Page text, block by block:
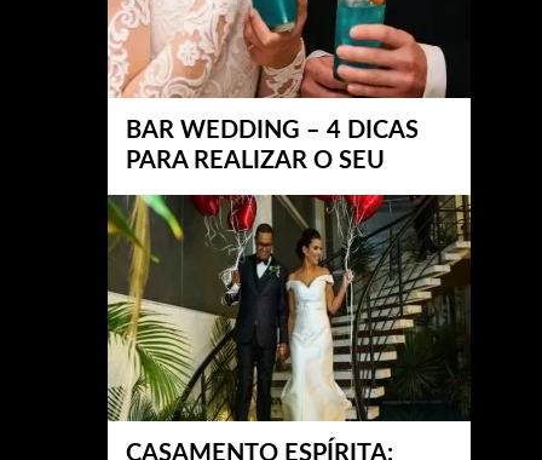
BAR WEDDING – 4 DICAS
PARA REALIZAR O SEU
CASAMENTO ESPÍRITA: